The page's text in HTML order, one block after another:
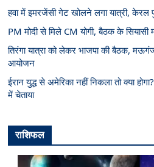
हवा में इमरजेंसी गेट खोलने लगा यात्री, केरल
PM मोदी से मिले CM योगी, बैठक के सियासी
तिरंगा यात्रा को लेकर भाजपा की बैठक,
आयोजन
ईरान युद्ध से अमेरिका नहीं निकला तो क्या
में चेताया
राशिफल